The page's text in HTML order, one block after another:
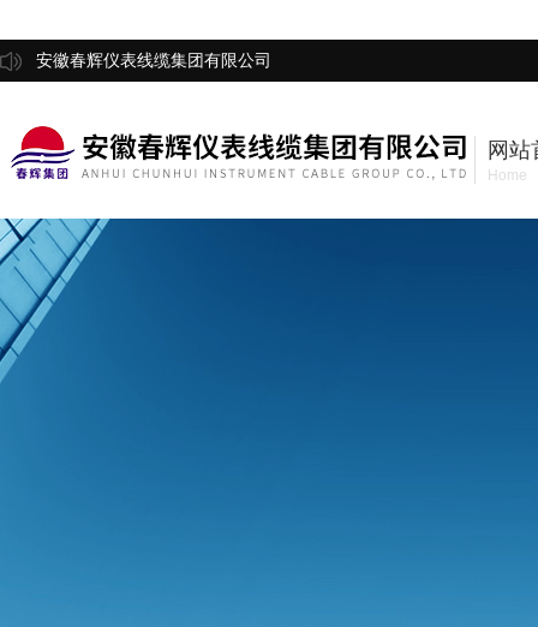
安徽春辉仪表线缆集团有限公司
网站
Home